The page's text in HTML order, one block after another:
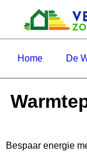
Home De
Bespaar energie